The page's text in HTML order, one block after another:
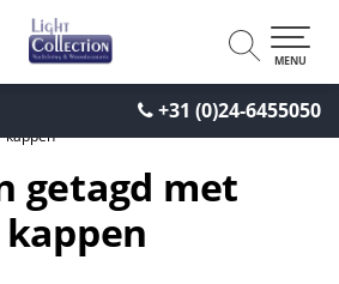
+31 (0)24-6455050
MENU
kappen
getagd met